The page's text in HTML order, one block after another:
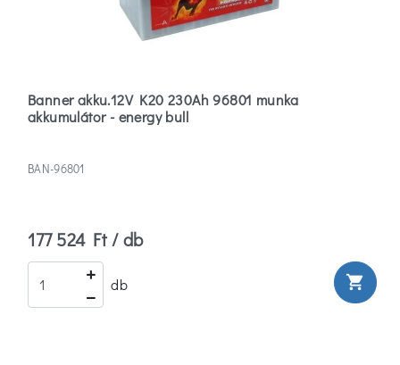
Banner akku.12V K20 230Ah 96801 munka
akkumulátor - energy bull
BAN-96801
177 524 Ft / db
db shopping_cart